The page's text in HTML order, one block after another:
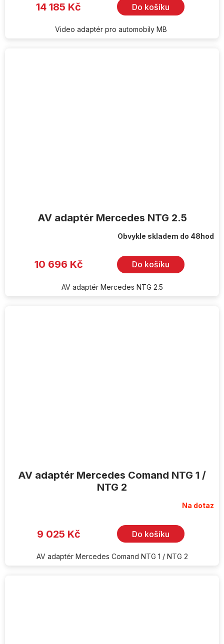
14 185 Kč Do košíku
Video adaptér pro automobily MB
AV adaptér Mercedes NTG 2.5
Obvykle skladem do 48hod
10 696 Kč Do košíku
AV adaptér Mercedes NTG 2.5
AV adaptér Mercedes Comand NTG 1 /
NTG 2
Na dotaz
9 025 Kč Do košíku
AV adaptér Mercedes Comand NTG 1 / NTG 2